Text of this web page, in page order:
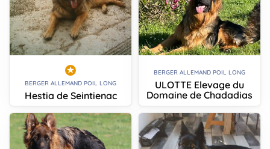
BERGER ALLEMAND POIL LONG
Hestia de Seintienac
BERGER ALLEMAND POIL LONG
ULOTTE Elevage du
Domaine de Chadadias